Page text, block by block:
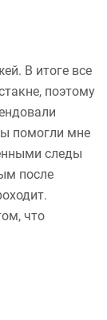
В итоге все
поэтому
помогли мне
следы
после
что